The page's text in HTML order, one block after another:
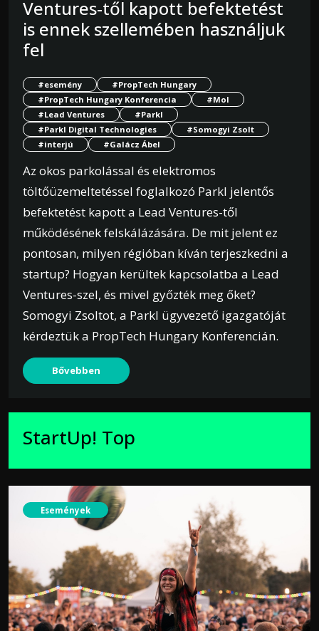
Ventures-től kapott befektetést
is ennek szellemében használjuk
fel
#esemény
#PropTech Hungary
#PropTech Hungary Konferencia
#Mol
#Lead Ventures
#Parkl
#Parkl Digital Technologies
#Somogyi Zsolt
#interjú
#Galácz Ábel
Az okos parkolással és elektromos
töltőüzemeltetéssel foglalkozó Parkl jelentős
befektetést kapott a Lead Ventures-től
működésének felskálázására. De mit jelent ez
pontosan, milyen régióban kíván terjeszkedni a
startup? Hogyan kerültek kapcsolatba a Lead
Ventures-szel, és mivel győzték meg őket?
Somogyi Zsoltot, a Parkl ügyvezető igazgatóját
kérdeztük a PropTech Hungary Konferencián.
Bővebben
StartUp! Top
Események